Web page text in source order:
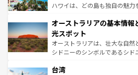
西部には大自然が広がり、グラ
部のニューオーリンズでは、音
文化が魅力。旅行者はアメリカ
しみながら、その多様性と豊か
るだろう。車でのロードトリッ
情報は
ハワイは、どの島も独自の魅力
ワイ島は見逃せない。また、定
島だが、静かな自然を求めるな
おすすめ。エメラルドグリーン
文化や歴史が息づいている。「
人々、おいしいローカルフード
オーストラリアの基本情報
光スポット
オーストラリアは、壮大な自然
シドニーのシンボルであるシド
リアリーフや大陸中央部にそび
台湾